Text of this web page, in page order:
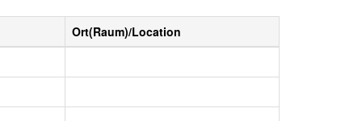
Ort(Raum)/Location